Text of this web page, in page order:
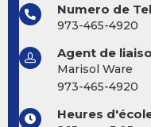
Numero de
973-465-4920
Agent de
Marisol Ware
973-465-4920
Heures